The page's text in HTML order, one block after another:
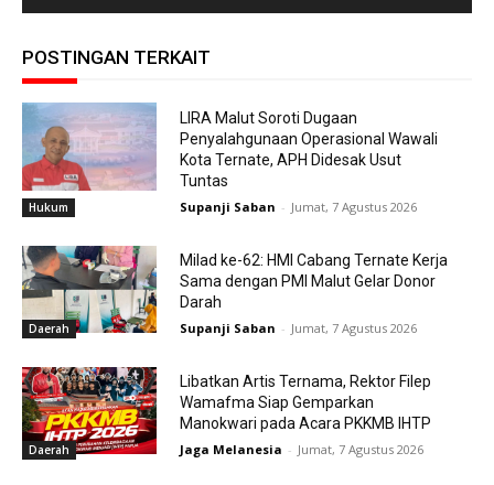
POSTINGAN TERKAIT
Hukum
LIRA Malut Soroti Dugaan
Penyalahgunaan Operasional Wawali
Kota Ternate, APH Didesak Usut
Tuntas
Supanji Saban - Jumat, 7 Agustus 2026
Daerah
Milad ke-62: HMI Cabang Ternate Kerja
Sama dengan PMI Malut Gelar Donor
Darah
Supanji Saban - Jumat, 7 Agustus 2026
Daerah
Libatkan Artis Ternama, Rektor Filep
Wamafma Siap Gemparkan
Manokwari pada Acara PKKMB IHTP
Jaga Melanesia - Jumat, 7 Agustus 2026